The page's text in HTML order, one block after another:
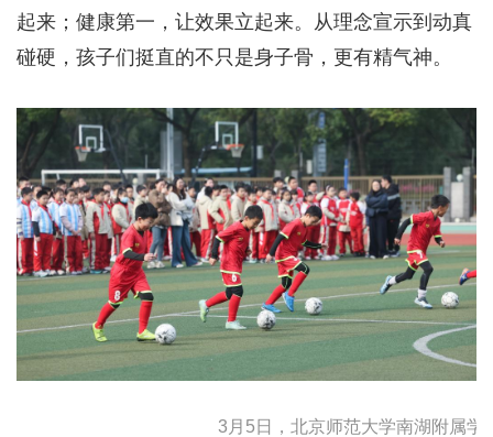
起来；健康第一，让效果立起来。从理念宣示到动真
碰硬，孩子们挺直的不只是身子骨，更有精气神。
3月5日，北京师范大学南湖附属学